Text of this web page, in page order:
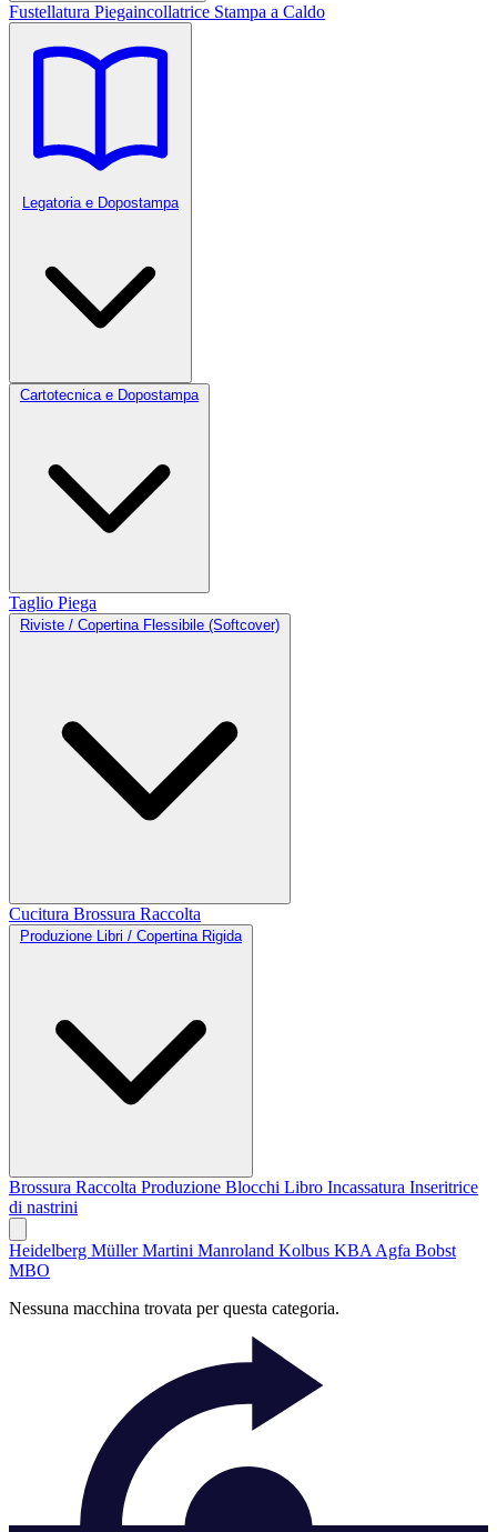
Fustellatura Piegaincollatrice Stampa a Caldo
Legatoria e Dopostampa
Cartotecnica e Dopostampa
Taglio Piega
Riviste / Copertina Flessibile (Softcover)
Cucitura Brossura Raccolta
Produzione Libri / Copertina Rigida
Brossura Raccolta Produzione Blocchi Libro Incassatura Inseritrice
di nastrini
Heidelberg Müller Martini Manroland Kolbus KBA Agfa Bobst
MBO
Nessuna macchina trovata per questa categoria.